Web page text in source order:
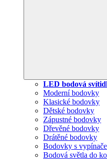
LED bodová
Moderní bodovky
Klasické bodovky
Dětské bodovky
Zápustné bodovky
Dřevěné bodovky
Drátěné bodovky
Bodovky s
Bodová světla do